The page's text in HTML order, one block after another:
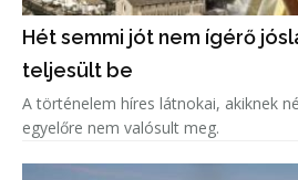
Hét semmi jót nem ígérő
teljesült be
A történelem híres látnokai, akiknek
egyelőre nem valósult meg.